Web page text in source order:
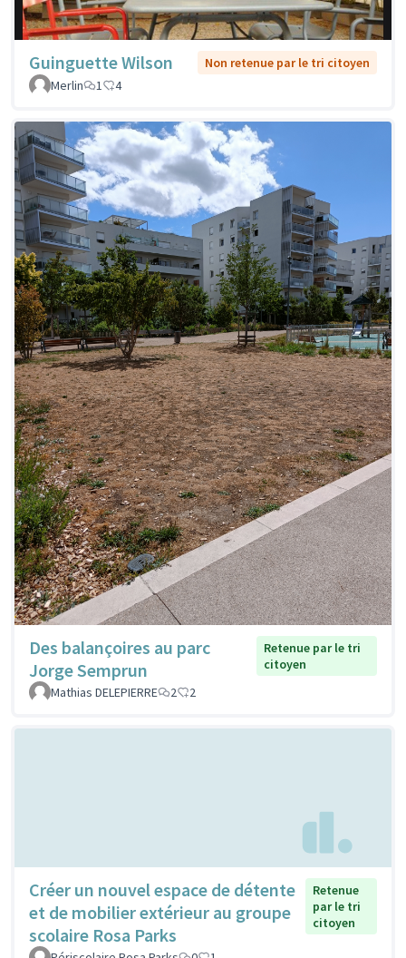
Guinguette Wilson
Non retenue par le tri citoyen
Merlin
1 4
Des balançoires au parc
Jorge Semprun
Retenue par le tri
citoyen
Mathias DELEPIERRE
2 2
Créer un nouvel espace de détente
et de mobilier extérieur au groupe
scolaire Rosa Parks
Retenue
par le tri
citoyen